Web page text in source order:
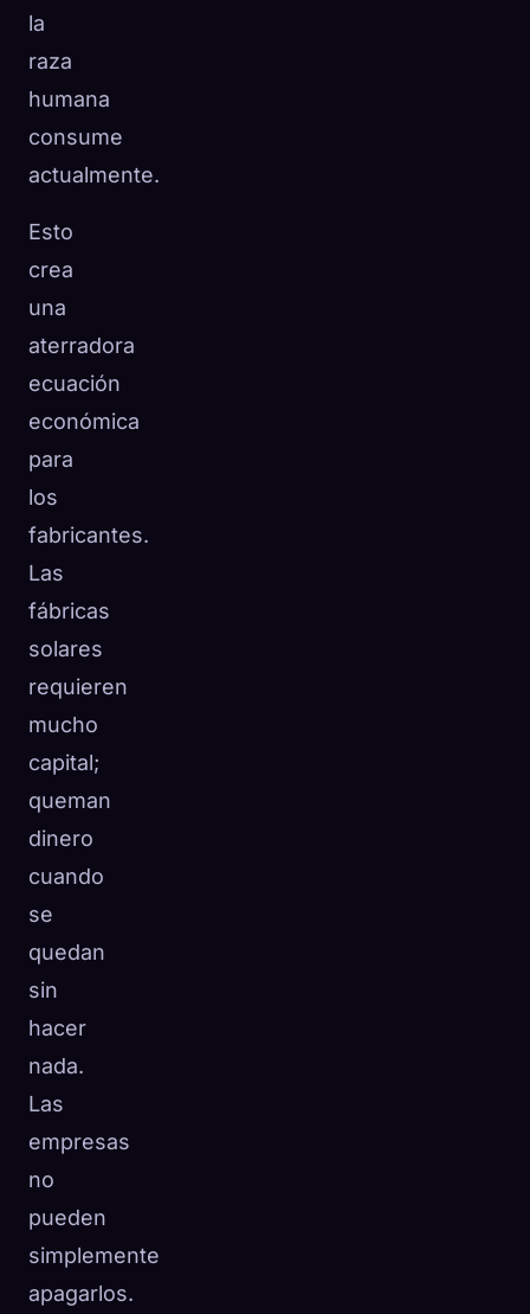
la
raza
humana
consume
actualmente.
Esto
crea
una
aterradora
ecuación
económica
para
los
fabricantes.
Las
fábricas
solares
requieren
mucho
capital;
queman
dinero
cuando
se
quedan
sin
hacer
nada.
Las
empresas
no
pueden
simplemente
apagarlos.